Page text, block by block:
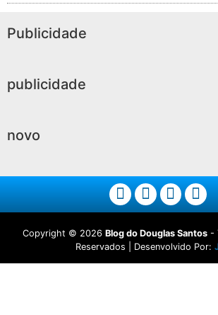
Publicidade
publicidade
novo
Copyright © 2026 Blog do Douglas Santos -
Reservados | Desenvolvido Por: